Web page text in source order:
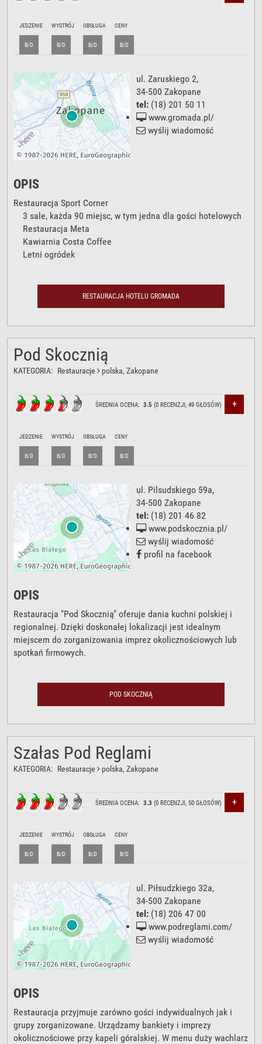
JEDZENIE
B/D
WYSTRÓJ
B/D
OBSŁUGA
B/D
CENY
B/D
ul. Zaruskiego 2,
34-500 Zakopane
tel: (18) 201 50 11
www.gromada.pl/
wyślij wiadomość
OPIS
Restauracja Sport Corner
3 sale, każda 90 miejsc, w tym jedna dla gości hotelowych
Restauracja Meta
Kawiarnia Costa Coffee
Letni ogródek
RESTAURACJA HOTELU GROMADA
Pod Skocznią
KATEGORIA: Restauracje polska, Zakopane
ŚREDNIA OCENA:3.5 (0 RECENZJI,49 GŁOSÓW) +
JEDZENIE
B/D
WYSTRÓJ
B/D
OBSŁUGA
B/D
CENY
B/D
ul. Pilsudskiego 59a,
34-500 Zakopane
tel: (18) 201 46 82
www.podskocznia.pl/
wyślij wiadomość
profil na facebook
OPIS
Restauracja "Pod Skocznią" oferuje dania kuchni polskiej i
regionalnej. Dzięki doskonałej lokalizacji jest idealnym
miejscem do zorganizowania imprez okolicznościowych lub
spotkań firmowych.
POD SKOCZNIĄ
Szałas Pod Reglami
KATEGORIA: Restauracje polska, Zakopane
ŚREDNIA OCENA:3.3 (0 RECENZJI, 50 GŁOSÓW) +
JEDZENIE
B/D
WYSTRÓJ
B/D
OBSŁUGA
B/D
CENY
B/D
ul. Piłsudzkiego 32a,
34-500 Zakopane
tel: (18) 206 47 00
www.podreglami.com/
wyślij wiadomość
OPIS
Restauracja przyjmuje zarówno gości indywidualnych jak i
grupy zorganizowane. Urządzamy bankiety i imprezy
okolicznościowe przy kapeli góralskiej. W menu duży wachlarz